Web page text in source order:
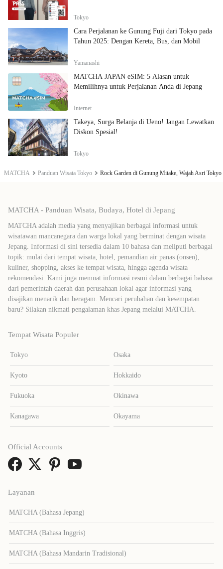
MATCHA Panduan Wisata Tokyo Rock Garden di Gunung Mitake, Wajah Asri Tokyo
Tokyo
Cara Perjalanan ke Gunung Fuji dari Tokyo pada
Tahun 2025: Dengan Kereta, Bus, dan Mobil
Yamanashi
MATCHA JAPAN eSIM: 5 Alasan untuk
Memilihnya untuk Perjalanan Anda di Jepang
Internet
Takeya, Surga Belanja di Ueno! Jangan Lewatkan
Diskon Spesial!
Tokyo
MATCHA - Panduan Wisata, Budaya, Hotel di Jepang
MATCHA adalah media yang menyajikan berbagai informasi untuk
wisatawan mancanegara dan warga lokal yang berminat dengan wisata
Jepang. Informasi di sini tersedia dalam 10 bahasa dan meliputi berbagai
topik: mulai dari tempat wisata, hotel, pemandian air panas (onsen),
kuliner, shopping, akses ke tempat wisata, hingga agenda wisata
rekomendasi. Kami juga memuat informasi resmi dalam berbagai bahasa
dari pemerintah daerah dan perusahaan lokal agar informasi yang
disajikan menarik dan beragam. Mencari perubahan dan kesempatan
baru? Silakan nikmati pengalaman khas Jepang melalui MATCHA.
Tempat Wisata Populer
Tokyo Osaka
Kyoto Hokkaido
Fukuoka Okinawa
Kanagawa Okayama
Layanan
MATCHA (Bahasa Jepang)
MATCHA (Bahasa Inggris)
MATCHA (Bahasa Mandarin Tradisional)
Official Accounts